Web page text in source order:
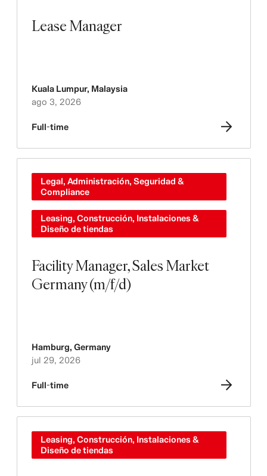
Lease Manager
Kuala Lumpur, Malaysia
ago 3, 2026
Full-time
Facility Manager, Sales Market
Germany (m/f/d)
Legal, Administración, Seguridad &
Compliance
Leasing, Construcción, Instalaciones &
Diseño de tiendas
Hamburg, Germany
jul 29, 2026
Full-time
Leasing, Construcción, Instalaciones &
Diseño de tiendas